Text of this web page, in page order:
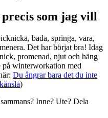
som jag vill
bada, springa, vara,
Det har börjat bra! Idag
promenad, njut och häng
winterworkation med
Du ångrar bara det du inte
)
Inne? Ute? Dela